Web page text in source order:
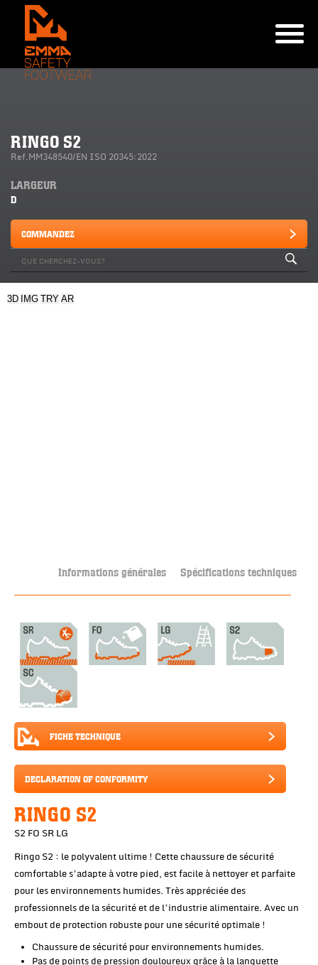
RINGO S2
Ref.MM348540/EN ISO 20345:2022
LARGEUR
D
COMMANDEZ
3D IMG TRY AR
Informations générales Spécifications techniques
FICHE TECHNIQUE
DECLARATION OF CONFORMITY
RINGO S2
S2 FO SR LG
Ringo S2 : le polyvalent ultime ! Cette chaussure de sécurité
comfortable s’adapte à votre pied, est facile à nettoyer et parfaite
pour les environnements humides. Très appréciée des
professionnels de la sécurité et de l’industrie alimentaire. Avec un
embout de protection robuste pour une sécurité optimale !
Chaussure de sécurité pour environnements humides.
Pas de points de pression douloureux grâce à la languette